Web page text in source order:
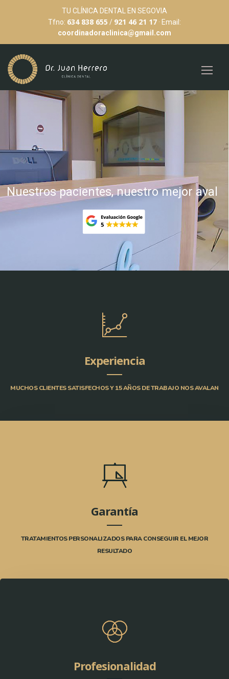
TU CLÍNICA DENTAL EN SEGOVIA
Tfno: 634 838 655 / 921 46 21 17 · Email:
coordinadoraclinica@gmail.com
Modernas tecnologías al
servicio de nuestros clientes
Llámanos al 921 462 117
Experiencia
MUCHOS CLIENTES SATISFECHOS Y 15 AÑOS DE TRABAJO NOS AVALAN
Garantía
TRATAMIENTOS PERSONALIZADOS PARA CONSEGUIR EL MEJOR
RESULTADO
Profesionalidad